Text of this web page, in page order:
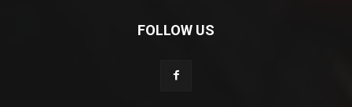
FOLLOW US